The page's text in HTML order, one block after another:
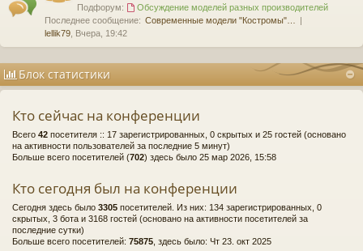
Подфорум:
Обсуждение моделей разных производителей
Последнее сообщение: Современные модели "Костромы"…
lellik79, Вчера, 19:42
Блок статистики
Кто сейчас на конференции
Всего 42 посетителя :: 17 зарегистрированных, 0 скрытых и 25 гостей (основано
на активности пользователей за последние 5 минут)
Больше всего посетителей (702) здесь было 25 мар 2026, 15:58
Кто сегодня был на конференции
Сегодня здесь было 3305 посетителей. Из них: 134 зарегистрированных, 0
скрытых, 3 бота и 3168 гостей (основано на активности посетителей за
последние сутки)
Больше всего посетителей: 75875, здесь было: Чт 23. окт 2025